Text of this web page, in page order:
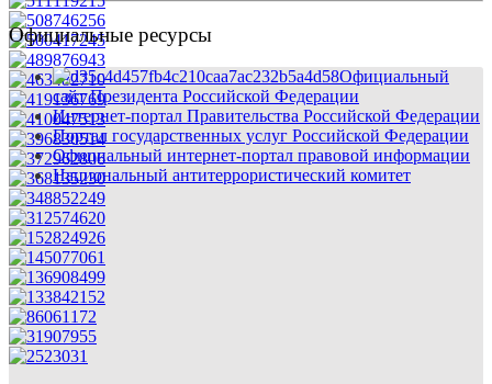
Официальные ресурсы
Официальный
сайт Президента Российской Федерации
Интернет-портал Правительства Российской Федерации
Портал государственных услуг Российской Федерации
Официальный интернет-портал правовой информации
Национальный антитеррористический комитет